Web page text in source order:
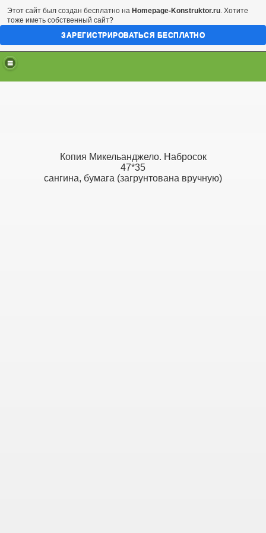
Копия Микельанджело. Набросок
47*35
сангина, бумага (загрунтована вручную)
Этот сайт был создан бесплатно на Homepage-Konstruktor.ru. Хотите
тоже иметь собственный сайт?
ЗАРЕГИСТРИРОВАТЬСЯ БЕСПЛАТНО